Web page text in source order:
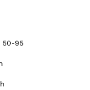
50-95